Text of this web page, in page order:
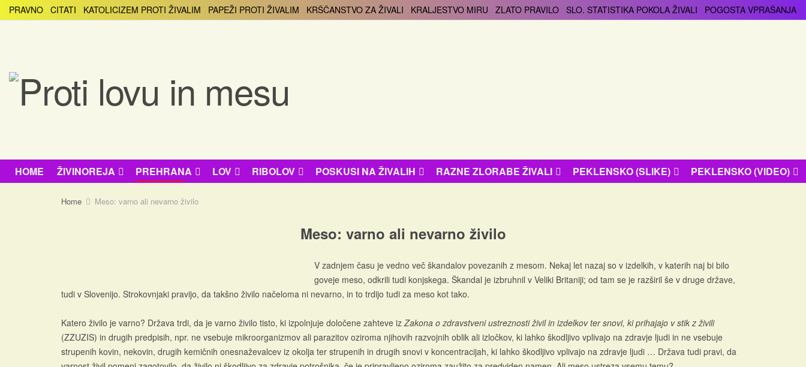
PRAVNO CITATI KATOLICIZEM PROTI ŽIVALIM PAPEŽI PROTI ŽIVALIM KRŠČANSTVO ZA ŽIVALI KRALJESTVO MIRU ZLATO PRAVILO SLO. STATISTIKA POKOLA ŽIVALI POGOSTA VPRAŠANJA
HOME ŽIVINOREJA PREHRANA LOV RIBOLOV POSKUSI NA ŽIVALIH RAZNE ZLORABE ŽIVALI PEKLENSKO (SLIKE) PEKLENSKO (VIDEO)
Home Meso: varno ali nevarno živilo
Meso: varno ali nevarno živilo
V zadnjem času je vedno več škandalov povezanih z mesom. Nekaj let nazaj so v izdelkih, v katerih naj bi bilo
goveje meso, odkrili tudi konjskega. Škandal je izbruhnil v Veliki Britaniji; od tam se je razširil še v druge države,
tudi v Slovenijo. Strokovnjaki pravijo, da takšno živilo načeloma ni nevarno, in to trdijo tudi za meso kot tako.
Katero živilo je varno? Država trdi, da je varno živilo tisto, ki izpolnjuje določene zahteve izZakona o zdravstveni ustreznosti živil in izdelkov ter snovi, ki prihajajo v stik z živili
(ZZUZIS) in drugih predpisih, npr. ne vsebuje mikroorganizmov ali parazitov oziroma njihovih razvojnih oblik ali izločkov, ki lahko škodljivo vplivajo na zdravje ljudi in ne vsebuje
strupenih kovin, nekovin, drugih kemičnih onesnaževalcev iz okolja ter strupenih in drugih snovi v koncentracijah, ki lahko škodljivo vplivajo na zdravje ljudi … Država tudi pravi, da